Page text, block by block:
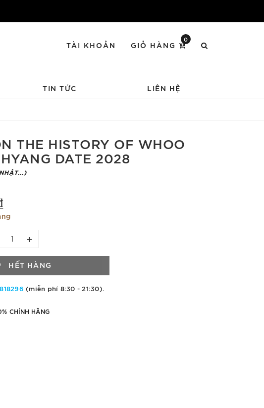
TÀI KHOẢN GIỎ HÀNG
0
TIN TỨC LIÊN HỆ
THE HISTORY OF WHOO
DATE 2028
+
HẾT HÀNG
(miễn phí 8:30 - 21:30).
CHÍNH HÃNG